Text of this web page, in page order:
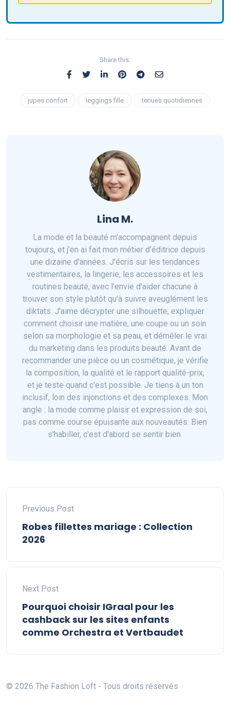
Share this:
jupes confort leggings fille tenues quotidiennes
Lina M.
La mode et la beauté m'accompagnent depuis
toujours, et j'en ai fait mon métier d'éditrice depuis
une dizaine d'années. J'écris sur les tendances
vestimentaires, la lingerie, les accessoires et les
routines beauté, avec l'envie d'aider chacune à
trouver son style plutôt qu'à suivre aveuglément les
diktats. J'aime décrypter une silhouette, expliquer
comment choisir une matière, une coupe ou un soin
selon sa morphologie et sa peau, et démêler le vrai
du marketing dans les produits beauté. Avant de
recommander une pièce ou un cosmétique, je vérifie
la composition, la qualité et le rapport qualité-prix,
et je teste quand c'est possible. Je tiens à un ton
inclusif, loin des injonctions et des complexes. Mon
angle : la mode comme plaisir et expression de soi,
pas comme course épuisante aux nouveautés. Bien
s'habiller, c'est d'abord se sentir bien.
Previous Post
Robes fillettes mariage : Collection
2026
Next Post
Pourquoi choisir IGraal pour les
cashback sur les sites enfants
comme Orchestra et Vertbaudet
© 2026 The Fashion Loft - Tous droits réservés